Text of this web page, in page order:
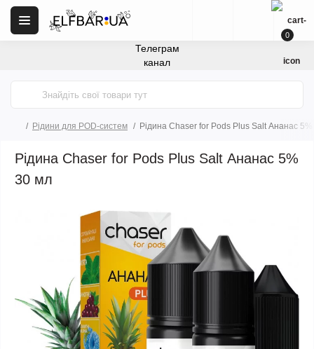
Телеграм
канал
0
Рідини для POD-систем Рідина Chaser for Pods Plus Salt Ананас
Рідина Chaser for Pods Plus Salt Ананас 5%
30 мл